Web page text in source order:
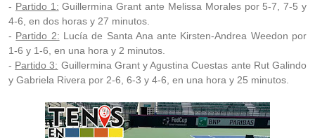
- Partido 1: Guillermina Grant ante Melissa Morales por 5-7, 7-5 y
4-6, en dos horas y 27 minutos.
- Partido 2: Lucía de Santa Ana ante Kirsten-Andrea Weedon por
1-6 y 1-6, en una hora y 2 minutos.
- Partido 3: Guillermina Grant y Agustina Cuestas ante Rut Galindo
y Gabriela Rivera por 2-6, 6-3 y 4-6, en una hora y 25 minutos.